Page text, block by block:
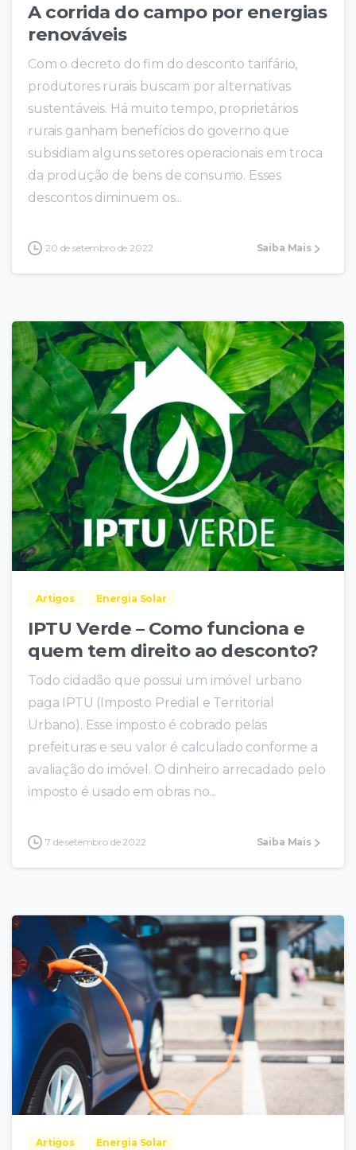
A corrida do campo por energias
renováveis
Com o decreto do fim do desconto tarifário,
produtores rurais buscam por alternativas
sustentáveis. Há muito tempo, proprietários
rurais ganham benefícios do governo que
subsidiam alguns setores operacionais em troca
da produção de bens de consumo. Esses
descontos diminuem os...
20 de setembro de 2022 Saiba Mais
Artigos Energia Solar
IPTU Verde – Como funciona e
quem tem direito ao desconto?
Todo cidadão que possui um imóvel urbano
paga IPTU (Imposto Predial e Territorial
Urbano). Esse imposto é cobrado pelas
prefeituras e seu valor é calculado conforme a
avaliação do imóvel. O dinheiro arrecadado pelo
imposto é usado em obras no...
7 de setembro de 2022 Saiba Mais
Artigos Energia Solar